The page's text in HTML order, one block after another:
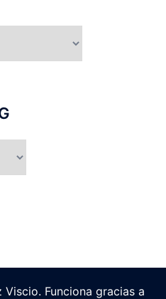
Funciona gracias a